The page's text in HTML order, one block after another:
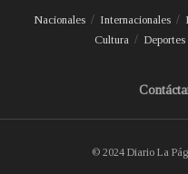
Nacionales Internacionales
Cultura
Deportes
© 2024 Diario La